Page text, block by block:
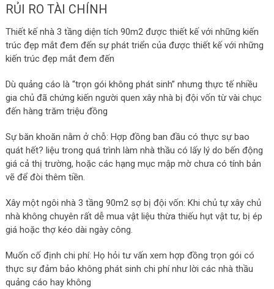
RỦI RO TÀI CHÍNH
Thiết kế nhà 3 tầng diện tích 90m2 được thiết kế với những kiến
trúc đẹp mắt đem đến sự phát triển của được thiết kế với những
kiến trúc đẹp mắt đem đến
Dù quảng cáo là “trọn gói không phát sinh” nhưng thực tế nhiều
gia chủ đã chứng kiến người quen xây nhà bị đội vốn từ vài chục
đến hàng trăm triệu đồng
Sự băn khoăn nằm ở chỗ: Hợp đồng ban đầu có thực sự bao
quát hết? liệu trong quá trình làm nhà thầu có lấy lý do bến động
giá cả thị trường, hoặc các hạng mục mập mờ chưa có tính bản
vẽ để đòi thêm tiền.
Xây một ngôi nhà 3 tầng 90m2 sợ bị đội vốn: Khi chủ tự xây chủ
nhà không chuyên rất dễ mua vật liệu thừa thiếu hụt vật tư, bị ép
giá hoặc thợ kéo dài ngày công.
Muốn cố định chi phí: Họ hỏi tư vấn xem hợp đồng trọn gói có
thực sự đảm bảo không phát sinh chi phí như lời các nhà thầu
quảng cáo hay không